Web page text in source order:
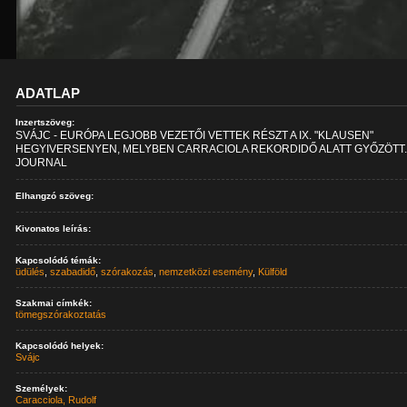
ADATLAP
Inzertszöveg:
SVÁJC - EURÓPA LEGJOBB VEZETŐI VETTEK RÉSZT A IX. "KLAUSEN"
HEGYIVERSENYEN, MELYBEN CARRACIOLA REKORDIDŐ ALATT
JOURNAL
Elhangzó szöveg:
Kivonatos leírás:
Kapcsolódó témák:
üdülés ,szabadidő ,szórakozás ,nemzetközi esemény, Külföld
Szakmai címkék:
tömegszórakoztatás
Kapcsolódó helyek:
Svájc
Személyek:
Caracciola, Rudolf